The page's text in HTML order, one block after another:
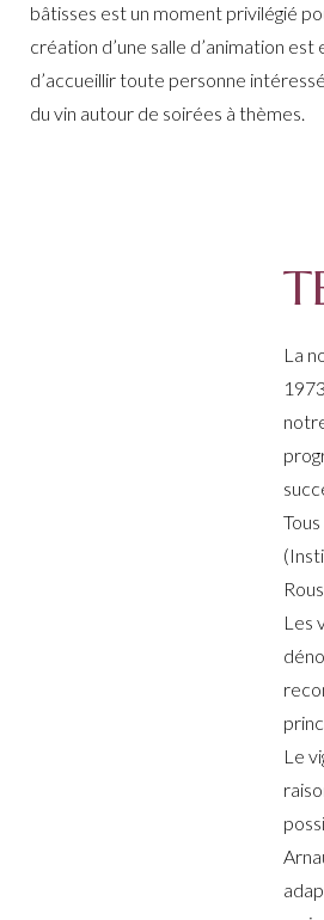
bâtisses est un moment privilégié
création d’une salle d’animation est
d’accueillir toute personne
du vin autour de soirées à thèmes.
La
Les
Le